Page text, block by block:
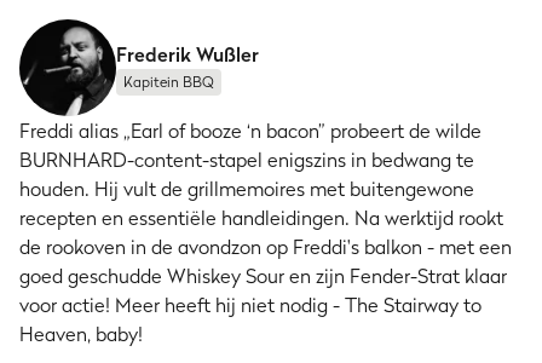
Frederik Wußler
Kapitein BBQ
Freddi alias „Earl of booze ‘n bacon” probeert de wilde
BURNHARD-content-stapel enigszins in bedwang te
houden. Hij vult de grillmemoires met buitengewone
recepten en essentiële handleidingen. Na werktijd rookt
de rookoven in de avondzon op Freddi's balkon - met een
goed geschudde Whiskey Sour en zijn Fender-Strat klaar
voor actie! Meer heeft hij niet nodig - The Stairway to
Heaven, baby!